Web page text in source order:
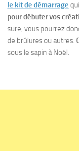
le kit de démarrage
pour débuter vos
sure, vous pourrez
de brûlures ou autres.
sous le sapin à Noël.